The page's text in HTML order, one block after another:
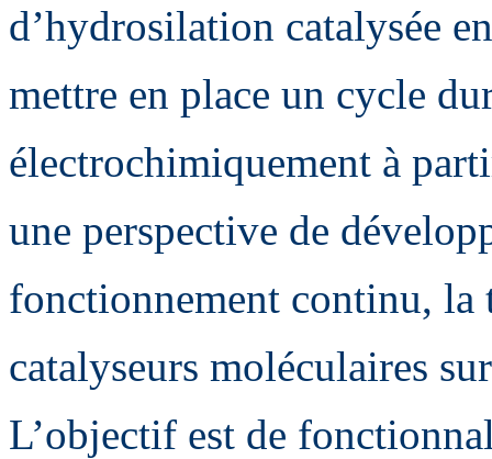
d’hydrosilation catalysée
mettre en place un cycle
électrochimiquement à
une perspective de
fonctionnement continu, la
catalyseurs moléculaires
L’objectif est de